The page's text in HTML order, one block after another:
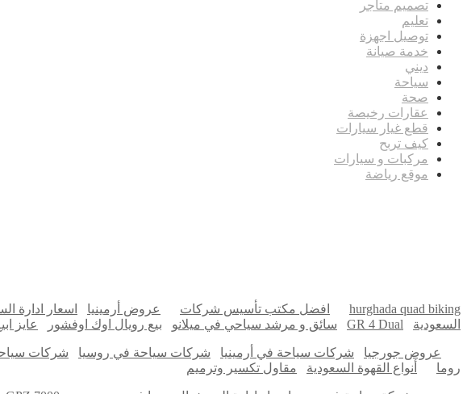
تصميم متاجر
تعليم
توصيل اجهزة
خدمة صيانة
ديني
سياحة
صحة
عقارات رخيصة
قطع غيار سيارات
كيف تربح
مركبات و سيارات
موقع رياضة
hurghada quad biking افضل مكتب تأسيس شركات عروض أرمينيا اسعار ادارة
السعودية
GR 4 Dual سائق و مرشد سياحي في ميلانو بيع رويال اوك اوفشور عايز
عروض جورجيا شركات سياحة في أرمينيا شركات سياحة في روسيا شركات
روما
أنواع القهوة السعودية مقاول تكسير وترميم